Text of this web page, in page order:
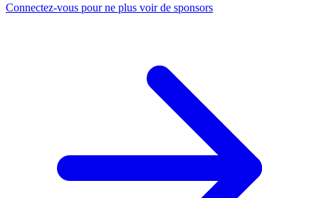
Connectez-vous pour ne plus voir de sponsors